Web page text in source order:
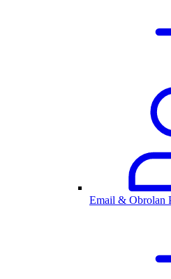
Email & Obrolan